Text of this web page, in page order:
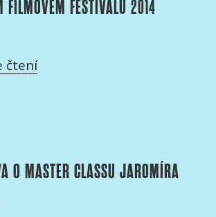
FILMOVÉM FESTIVALU 2014
čtení„Masterclass
filmovém
O MASTER CLASSU JAROMÍRA